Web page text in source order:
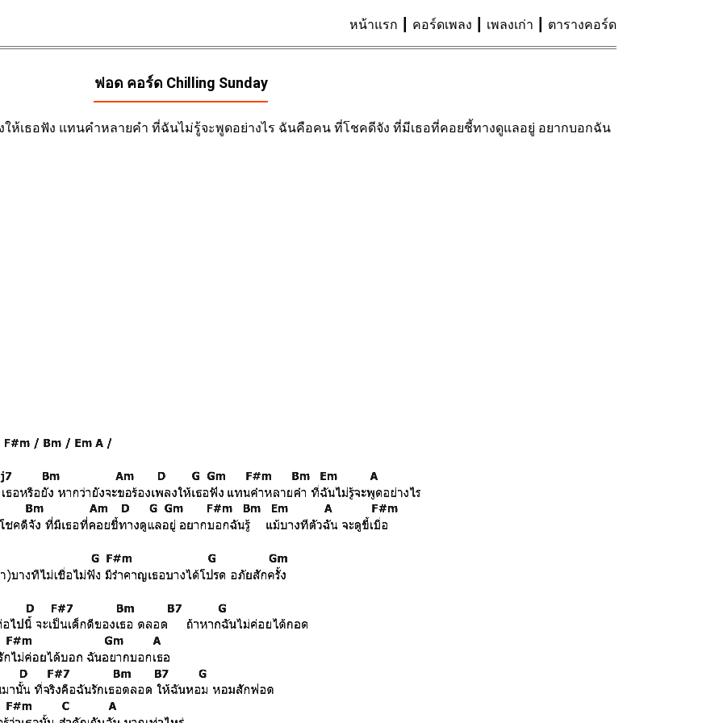
หน้าแรก คอร์ดเพลง เพลงเก่า ตารางคอร์ด
ฟอด คอร์ด Chilling Sunday
ให้เธอฟัง แทนคำหลายคำ ที่ฉันไม่รู้จะพูดอย่างไร ฉันคือคน ที่โชคดีจัง ที่มีเธอที่คอยชี้ทางดูแลอยู่ อยากบอกฉัน